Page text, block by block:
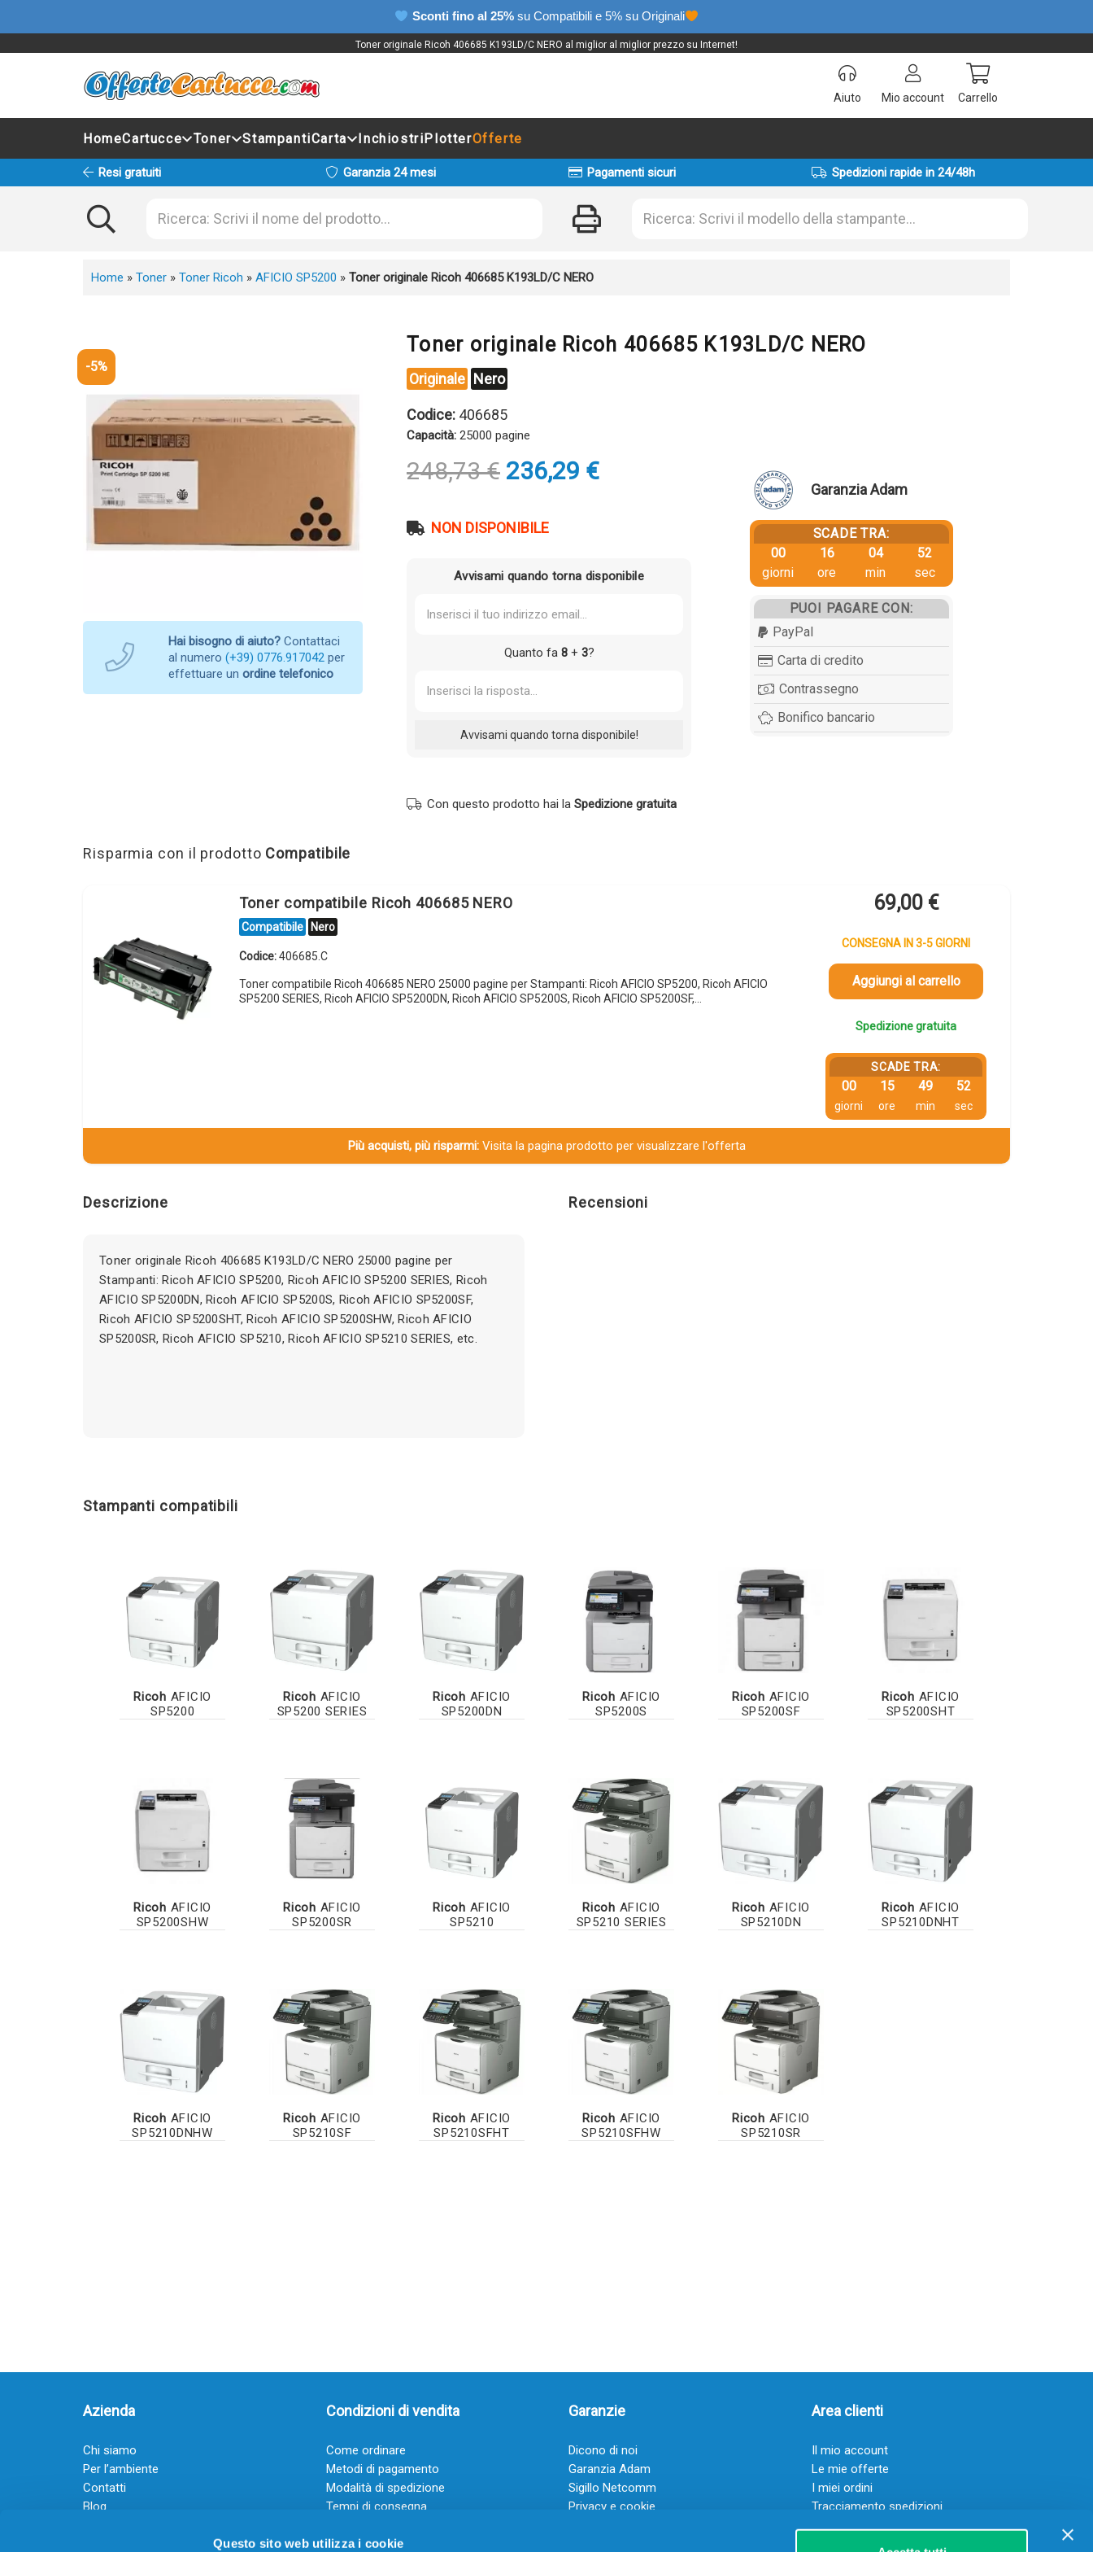
Questo sito web utilizza i cookie
Sconti fino al 25% su Compatibili e 5% su Originali
Toner originale Ricoh 406685 K193LD/C NERO al miglior al miglior prezzo su Internet!
Aiuto Mio account Carrello
HomeCartucce Toner StampantiCarta InchiostriPlotterOfferte
Resi gratuiti Garanzia 24 mesi Pagamenti sicuri Spedizioni rapide in 24/48h
Home » Toner » Toner Ricoh » AFICIO SP5200 » Toner originale Ricoh 406685 K193LD/C NERO
-5%
Hai bisogno di aiuto? Contattaci
al numero (+39) 0776.917042 per
effettuare un ordine telefonico
Toner originale Ricoh 406685 K193LD/C NERO
Originale Nero
Codice: 406685
Capacità: 25000 pagine
248,73€ Il
prezzo
era:
236,29 €Il
NON DISPONIBILE
Avvisami quando torna disponibile
Quanto fa 8+ 3?
Con questo prodotto hai la Spedizione gratuita
Garanzia Adam
SCADE TRA:
00
giorni
16
ore
04
min
52
sec
PUOI PAGARE CON:
PayPal
Carta di credito
Contrassegno
Bonifico bancario
Risparmia con il prodotto Compatibile
Toner compatibile Ricoh 406685 NERO
Compatibile Nero
Codice:406685.C
Toner compatibile Ricoh 406685 NERO 25000 pagine per Stampanti: Ricoh AFICIO SP5200, Ricoh AFICIO
SP5200 SERIES, Ricoh AFICIO SP5200DN, Ricoh AFICIO SP5200S, Ricoh AFICIO SP5200SF,…
69,00 €
CONSEGNA IN 3-5 GIORNI
Aggiungi al carrello
Spedizione gratuita
SCADE TRA:
00
giorni
15
ore
49
min
52
sec
Più acquisti, più risparmi:Visita la pagina prodotto per visualizzare l'offerta
Descrizione
Toner originale Ricoh 406685 K193LD/C NERO 25000 pagine per
Stampanti: Ricoh AFICIO SP5200, Ricoh AFICIO SP5200 SERIES, Ricoh
AFICIO SP5200DN, Ricoh AFICIO SP5200S, Ricoh AFICIO SP5200SF,
Ricoh AFICIO SP5200SHT, Ricoh AFICIO SP5200SHW, Ricoh AFICIO
SP5200SR, Ricoh AFICIO SP5210, Ricoh AFICIO SP5210 SERIES, etc.
Recensioni
Stampanti compatibili
Ricoh AFICIO
SP5200
Ricoh AFICIO
SP5200 SERIES
Ricoh AFICIO
SP5200DN
Ricoh AFICIO
SP5200S
Ricoh AFICIO
SP5200SF
Ricoh AFICIO
SP5200SHT
Ricoh AFICIO
SP5200SHW
Ricoh AFICIO
SP5200SR
Ricoh AFICIO
SP5210
Ricoh AFICIO
SP5210 SERIES
Ricoh AFICIO
SP5210DN
Ricoh AFICIO
SP5210DNHT
Ricoh AFICIO
SP5210DNHW
Ricoh AFICIO
SP5210SF
Ricoh AFICIO
SP5210SFHT
Ricoh AFICIO
SP5210SFHW
Ricoh AFICIO
SP5210SR
Azienda
Chi siamo
Per l’ambiente
Contatti
Blog
Guadagna con il Dropship
Condizioni di vendita
Come ordinare
Metodi di pagamento
Modalità di spedizione
Tempi di consegna
Garanzie
Dicono di noi
Garanzia Adam
Sigillo Netcomm
Privacy e cookie
Area clienti
Il mio account
Le mie offerte
I miei ordini
Tracciamento spedizioni
Resi
Servizio clienti